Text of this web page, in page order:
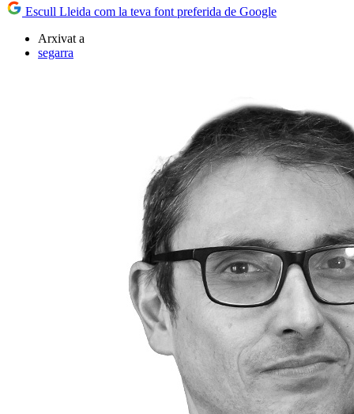
Escull Lleida com la teva font preferida de Google
Arxivat a
segarra